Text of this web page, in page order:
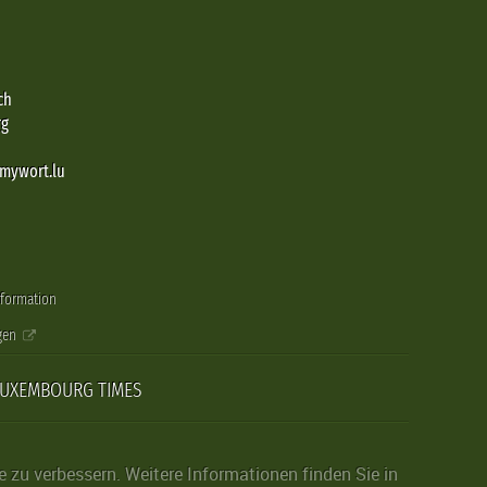
TIMES
verbessern. Weitere Informationen finden Sie in